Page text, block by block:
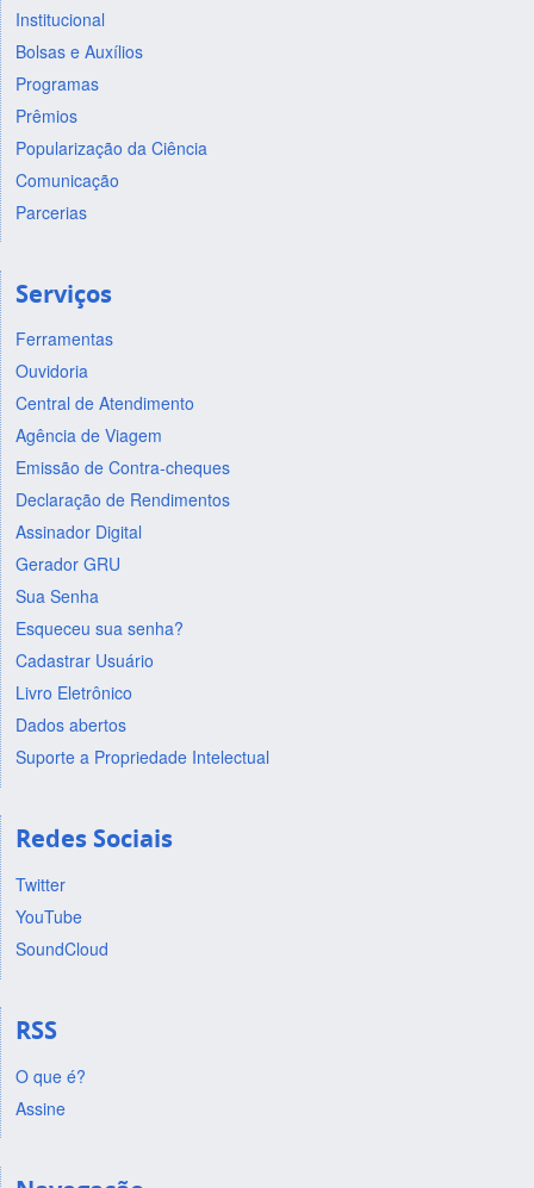
Institucional
Bolsas e Auxílios
Programas
Prêmios
Popularização da Ciência
Comunicação
Parcerias
Serviços
Ferramentas
Ouvidoria
Central de Atendimento
Agência de Viagem
Emissão de Contra-cheques
Declaração de Rendimentos
Assinador Digital
Gerador GRU
Sua Senha
Esqueceu sua senha?
Cadastrar Usuário
Livro Eletrônico
Dados abertos
Suporte a Propriedade Intelectual
Redes Sociais
Twitter
YouTube
SoundCloud
RSS
O que é?
Assine